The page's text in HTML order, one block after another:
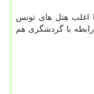
اغلب هتل های تونس
با گردشگری هم